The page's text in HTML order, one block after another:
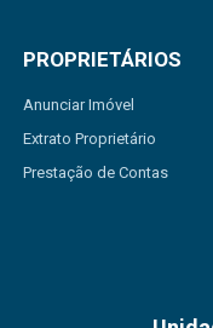
PROPRIETÁRIOS
Anunciar Imóvel
Extrato Proprietário
Prestação de Contas